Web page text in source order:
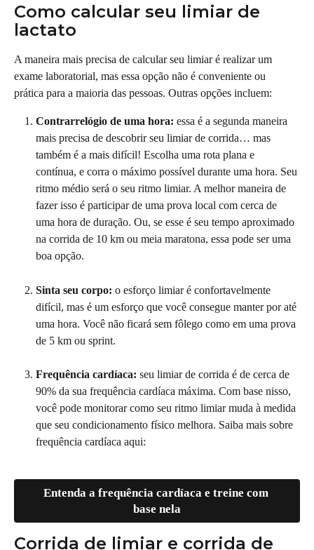
Como calcular seu limiar de
lactato
A maneira mais precisa de calcular seu limiar é realizar um
exame laboratorial, mas essa opção não é conveniente ou
prática para a maioria das pessoas. Outras opções incluem:
Contrarrelógio de uma hora: essa é a segunda maneira
mais precisa de descobrir seu limiar de corrida… mas
também é a mais difícil! Escolha uma rota plana e
contínua, e corra o máximo possível durante uma hora. Seu
ritmo médio será o seu ritmo limiar. A melhor maneira de
fazer isso é participar de uma prova local com cerca de
uma hora de duração. Ou, se esse é seu tempo aproximado
na corrida de 10 km ou meia maratona, essa pode ser uma
boa opção.
Sinta seu corpo: o esforço limiar é confortavelmente
difícil, mas é um esforço que você consegue manter por até
uma hora. Você não ficará sem fôlego como em uma prova
de 5 km ou sprint.
Frequência cardíaca: seu limiar de corrida é de cerca de
90% da sua frequência cardíaca máxima. Com base nisso,
você pode monitorar como seu ritmo limiar muda à medida
que seu condicionamento físico melhora. Saiba mais sobre
frequência cardíaca aqui:
Entenda a frequência cardíaca e treine com
base nela
Corrida de limiar e corrida de